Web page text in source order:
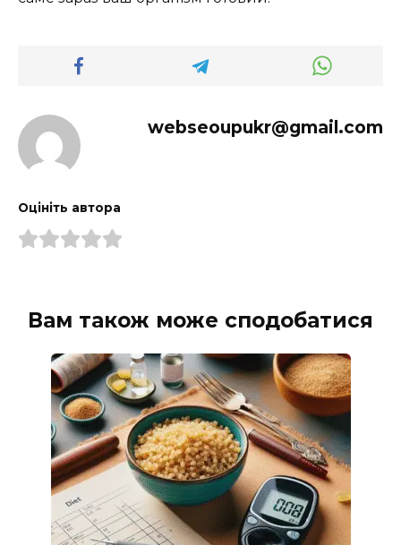
webseoupukr@gmail.com
Оцініть автора
Вам також може сподобатися